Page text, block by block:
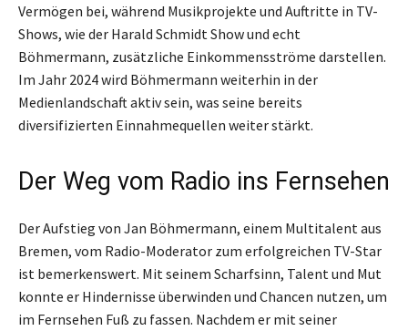
Vermögen bei, während Musikprojekte und Auftritte in TV-
Shows, wie der Harald Schmidt Show und echt
Böhmermann, zusätzliche Einkommensströme darstellen.
Im Jahr 2024 wird Böhmermann weiterhin in der
Medienlandschaft aktiv sein, was seine bereits
diversifizierten Einnahmequellen weiter stärkt.
Der Weg vom Radio ins Fernsehen
Der Aufstieg von Jan Böhmermann, einem Multitalent aus
Bremen, vom Radio-Moderator zum erfolgreichen TV-Star
ist bemerkenswert. Mit seinem Scharfsinn, Talent und Mut
konnte er Hindernisse überwinden und Chancen nutzen, um
im Fernsehen Fuß zu fassen. Nachdem er mit seiner